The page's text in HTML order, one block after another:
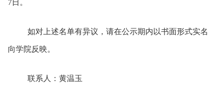
7日。
如对上述名单有异议，请在公示期内 以书面形式实名
向学院反映。
联系人： 黄温玉